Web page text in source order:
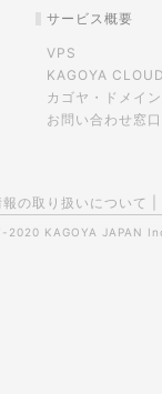
サービス概要
VPS
KAGOYA
カゴヤ・ドメイ
お問い合わせ窓口
の取り扱いについて
2020 KAGOYA JAPAN